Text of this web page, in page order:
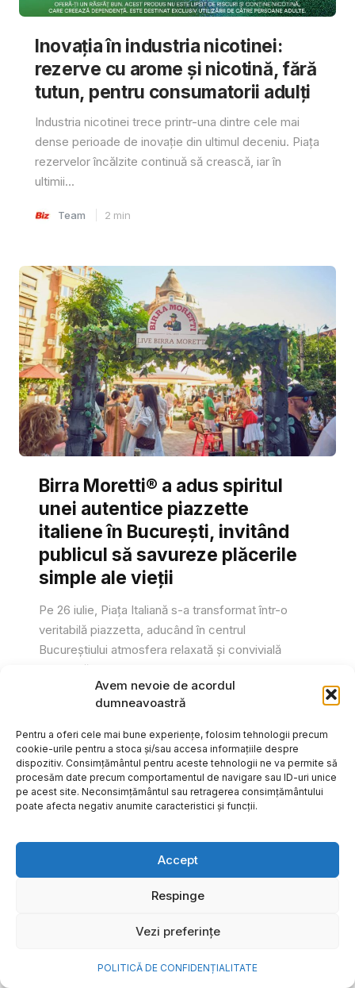
Avem nevoie de acordul
dumneavoastră
Pentru a oferi cele mai bune experiențe, folosim tehnologii precum
cookie-urile pentru a stoca și/sau accesa informațiile despre
dispozitiv. Consimțământul pentru aceste tehnologii ne va permite să
procesăm date precum comportamentul de navigare sau ID-uri unice
pe acest site. Neconsimțământul sau retragerea consimțământului
poate afecta negativ anumite caracteristici și funcții.
Accept
Respinge
Vezi preferințe
POLITICĂ DE CONFIDENȚIALITATE
Inovația în industria nicotinei:
rezerve cu arome și nicotină, fără
tutun, pentru consumatorii adulți
Industria nicotinei trece printr-una dintre cele mai
dense perioade de inovație din ultimul deceniu. Piața
rezervelor încălzite continuă să crească, iar în
ultimii...
Team 2 min
Birra Moretti® a adus spiritul
unei autentice piazzette
italiene în București, invitând
publicul să savureze plăcerile
simple ale vieții
Pe 26 iulie, Piața Italiană s-a transformat într-o
veritabilă piazzetta, aducând în centrul
Bucureștiului atmosfera relaxată și convivială
specifică Italiei. Printr-o serie de...
Gabriel Barliga
Cum transformi cele mai